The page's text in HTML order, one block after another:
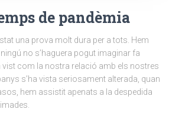
de pandèmia
una prova molt dura per a tots. Hem
no s’haguera pogut imaginar fa
com la nostra relació amb els nostres
s’ha vista seriosament alterada, quan
hem assistit apenats a la despedida